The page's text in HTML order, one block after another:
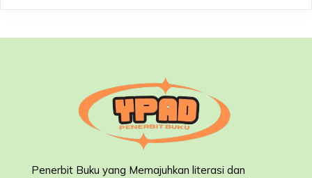
Penerbit Buku yang Memajuhkan literasi dan